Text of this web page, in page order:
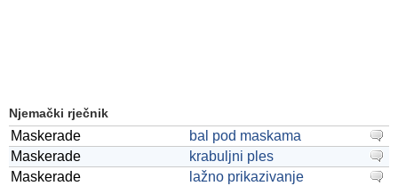
Njemački rječnik
Maskerade
bal pod maskama
Maskerade
krabuljni ples
Maskerade
lažno prikazivanje